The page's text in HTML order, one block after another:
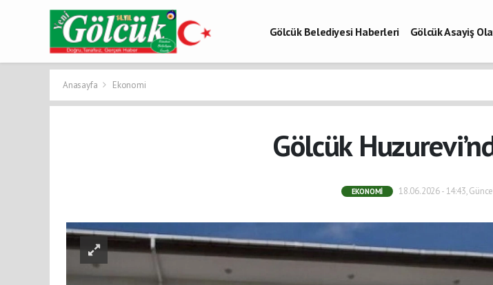
Gölcük Belediyesi Haberleri Gölcük Asayiş
Anasayfa Ekonomi
Gölcük
EKONOMI 18.06.2026 - 14:43,